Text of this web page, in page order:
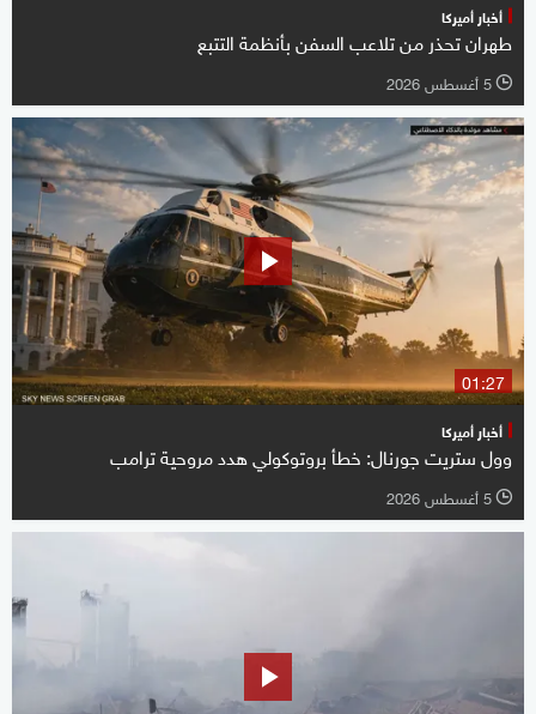
أخبار أميركا
طهران تحذر من تلاعب السفن بأنظمة التتبع
l 5 أغسطس 2026
01:27
أخبار أميركا
وول ستريت جورنال: خطأ بروتوكولي هدد مروحية ترامب
l 5 أغسطس 2026